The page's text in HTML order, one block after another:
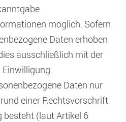
möglich. Sofern
Daten erhoben
ausschließlich mit der
Daten nur
einer Rechtsvorschrift
besteht (laut Artikel 6